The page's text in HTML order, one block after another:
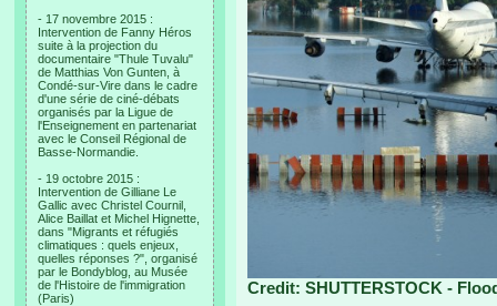
- 17 novembre 2015 :
Intervention de Fanny Héros
suite à la projection du
documentaire "Thule Tuvalu"
de Matthias Von Gunten, à
Condé-sur-Vire dans le cadre
d'une série de ciné-débats
organisés par la Ligue de
l'Enseignement en partenariat
avec le Conseil Régional de
Basse-Normandie.
- 19 octobre 2015 :
Intervention de Gilliane Le
Gallic avec Christel Cournil,
Alice Baillat et Michel Hignette,
dans "Migrants et réfugiés
climatiques : quels enjeux,
quelles réponses ?", organisé
par le Bondyblog, au Musée
de l'Histoire de l'immigration
(Paris)
Credit: SHUTTERSTOCK -